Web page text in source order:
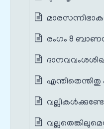
രംഗം 8
എന്തിതെന്തിതു